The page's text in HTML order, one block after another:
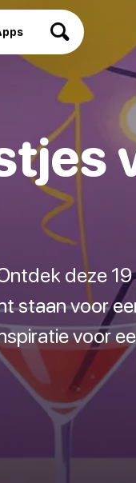
deze 19
staan voor
voor